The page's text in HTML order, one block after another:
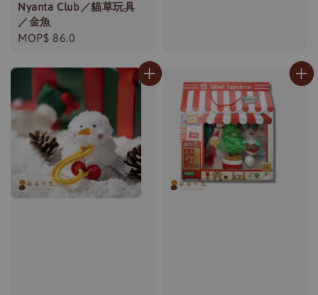
Nyanta Club／貓草玩具
／金魚
Regular
MOP$ 86.0